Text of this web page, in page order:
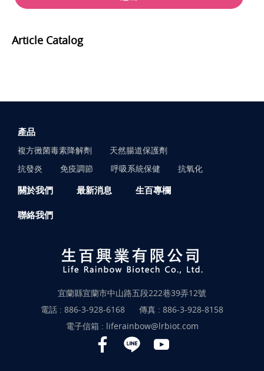
Article Catalog
產品
複方黴菌毒素降解劑
天然腸道保護劑
抗發炎
免疫調節 呼吸系統保健 抗氧化
關於我們 最新消息 生百專欄
聯絡我們
宜蘭縣宜蘭市中山路五段222巷39弄12號
電話 : 886-3-928-6168
傳真 : 886-3-928-8158
電子信箱 : liferainbow@lrbiot.com